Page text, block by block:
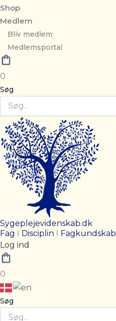
Shop
Medlem
Bliv medlem
Medlemsportal
0
Søg
Sygeplejevidenskab.dk
Fag I Disciplin I Fagkundskab
Log ind
0
Søg